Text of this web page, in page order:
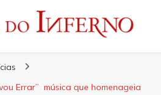
Errar” música que homenageia